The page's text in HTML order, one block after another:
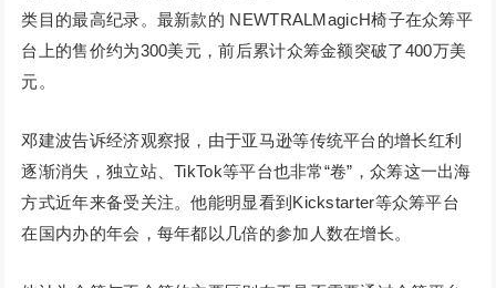
类目的最高纪录。最新款的 NEWTRALMagicH椅子在众筹平
台上的售价约为300美元，前后累计众筹金额突破了400万美
元。
邓建波告诉经济观察报，由于亚马逊等传统平台的增长红利
逐渐消失，独立站、TikTok等平台也非常“卷”，众筹这一出海
方式近年来备受关注。他能明显看到Kickstarter等众筹平台
在国内办的年会，每年都以几倍的参加人数在增长。